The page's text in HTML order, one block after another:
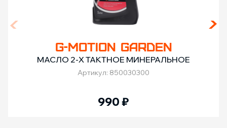
G-MOTION GARDEN
МАСЛО 2-Х ТАКТНОЕ МИНЕРАЛЬНОЕ
Артикул: 850030300
990₽